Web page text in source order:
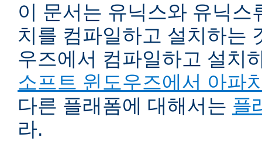
이 문서는 유닉스와 유닉스
치를 컴파일하고 설치하는
우즈에서 컴파일하고 설치
소프트 윈도우즈에서 아파
다른 플래폼에 대해서는 플
라.